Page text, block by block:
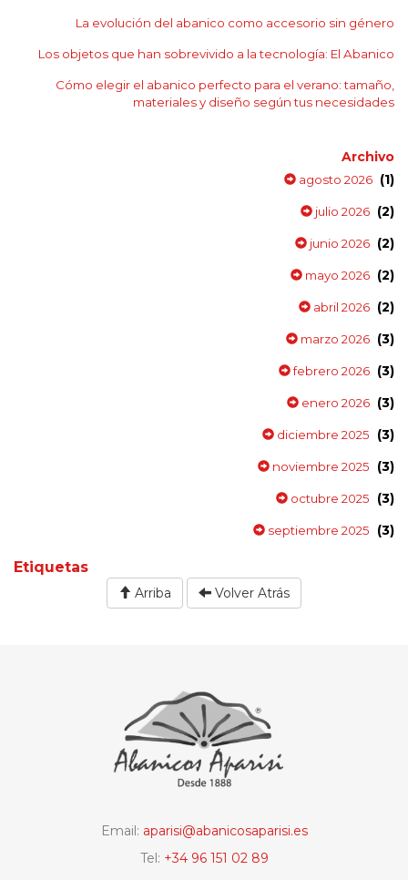
La evolución del abanico como accesorio sin género
Los objetos que han sobrevivido a la tecnología: El Abanico
Cómo elegir el abanico perfecto para el verano: tamaño,
materiales y diseño según tus necesidades
Archivo
agosto 2026 (1)
julio 2026 (2)
junio 2026 (2)
mayo 2026 (2)
abril 2026 (2)
marzo 2026 (3)
febrero 2026 (3)
enero 2026 (3)
diciembre 2025 (3)
noviembre 2025 (3)
octubre 2025 (3)
septiembre 2025 (3)
Etiquetas
Arriba Volver Atrás
Email: aparisi@abanicosaparisi.es
Tel: +34 96 151 02 89